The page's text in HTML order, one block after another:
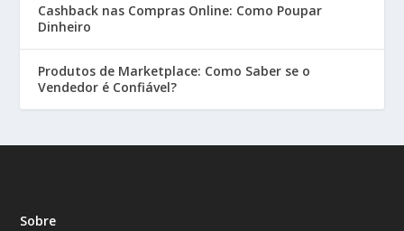
Cashback nas Compras Online: Como Poupar
Dinheiro
Produtos de Marketplace: Como Saber se o
Vendedor é Confiável?
Sobre